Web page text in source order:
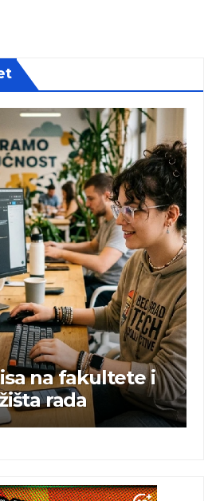
prva
sa dva
prvom mestu u